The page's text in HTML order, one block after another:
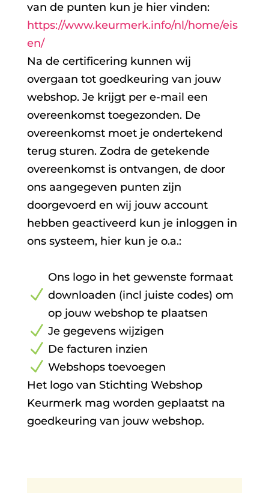
van de punten kun je hier vinden:
https://www.keurmerk.info/nl/home/eis
en/
Na de certificering kunnen wij
overgaan tot goedkeuring van jouw
webshop. Je krijgt per e-mail een
overeenkomst toegezonden. De
overeenkomst moet je ondertekend
terug sturen. Zodra de getekende
overeenkomst is ontvangen, de door
ons aangegeven punten zijn
doorgevoerd en wij jouw account
hebben geactiveerd kun je inloggen in
ons systeem, hier kun je o.a.:
N
Ons logo in het gewenste formaat
downloaden (incl juiste codes) om
op jouw webshop te plaatsen
N Je gegevens wijzigen
N De facturen inzien
N Webshops toevoegen
Het logo van Stichting Webshop
Keurmerk mag worden geplaatst na
goedkeuring van jouw webshop.